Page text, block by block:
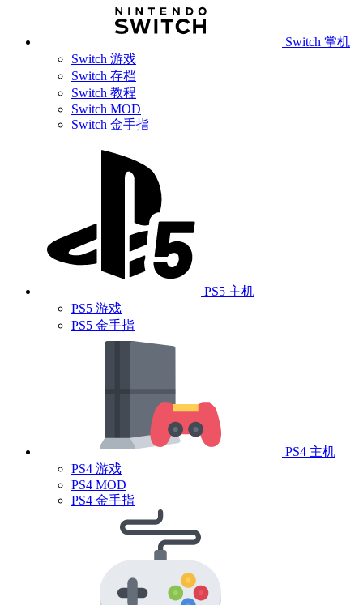
Switch 掌机
Switch 游戏
Switch 存档
Switch 教程
Switch MOD
Switch 金手指
PS5 主机
PS5 游戏
PS5 金手指
PS4 主机
PS4 游戏
PS4 MOD
PS4 金手指